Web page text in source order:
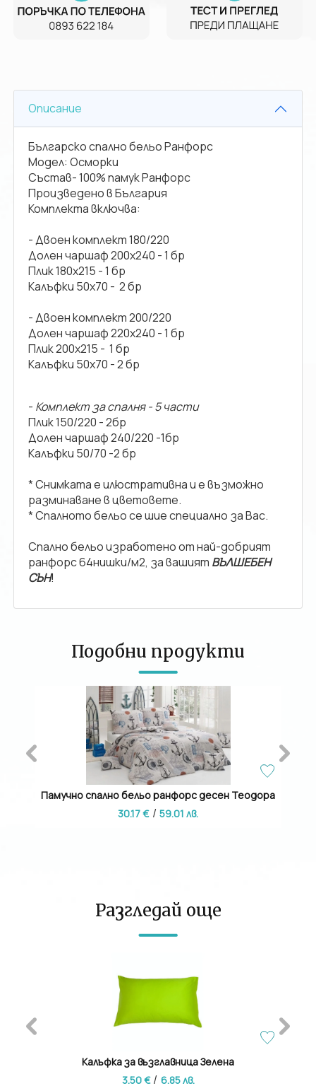
Описание
Българско спално бельо Ранфорс
Модел: Осморки
Състав- 100% памук Ранфорс
Произведено в България
Комплекта включва:
- Двоен комплект 180/220
Долен чаршаф 200х240 - 1 бр
Плик 180х215 - 1 бр
Калъфки 50х70 - 2 бр
- Двоен комплект 200/220
Долен чаршаф 220х240 - 1 бр
Плик 200х215 - 1 бр
Калъфки 50х70 - 2 бр
- Комплект за спалня - 5 части
Плик 150/220 - 2бр
Долен чаршаф 240/220 -1бр
Калъфки 50/70 -2 бр
* Снимката е илюстративна и е възможно
разминаване в цветовете.
* Спалното бельо се шие специално за Вас.
Спално бельо изработено от най-добрият
ранфорс 64нишки/м2, за вашият ВЪЛШЕБЕН
СЪН!
Подобни продукти
Памучно спално бельо ранфорс десен Теодора
30.17 € / 59.01 лв.
Разгледай още
Калъфка за възглавница Зелена
3.50 € / 6.85 лв.